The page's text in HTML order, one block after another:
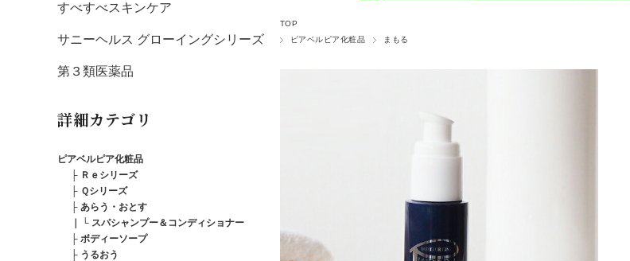
TOP
ピアベルピア化粧品
まもる
すべすべスキンケア
サニーヘルス グローイングシリーズ
第３類医薬品
詳細カテゴリ
ピアベルピア化粧品
├ Ｒｅシリーズ
├ Ｑシリーズ
├ あらう・おとす
└ スパシャンプー＆コンディショナー
├ ボディーソープ
├ うるおう